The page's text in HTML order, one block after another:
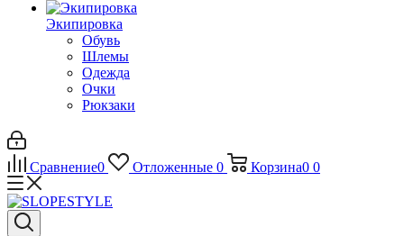
Экипировка
Обувь
Шлемы
Одежда
Очки
Рюкзаки
Сравнение0 Отложенные 0 Корзина0 0